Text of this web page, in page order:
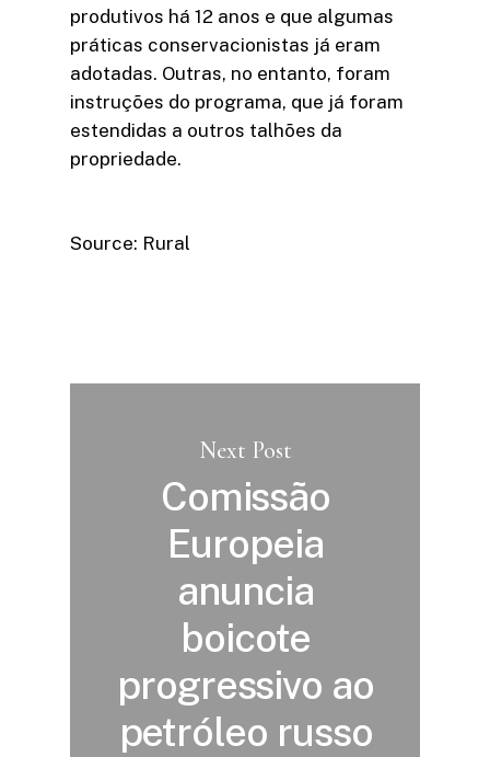
produtivos há 12 anos e que algumas
práticas conservacionistas já eram
adotadas. Outras, no entanto, foram
instruções do programa, que já foram
estendidas a outros talhões da
propriedade.
Source: Rural
Next Post
Comissão
Europeia
anuncia
boicote
progressivo ao
petróleo russo